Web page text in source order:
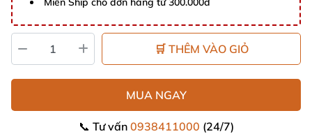
🛒 THÊM VÀO GIỎ
MUA NGAY
📞 Tư vấn 0938411000 (24/7)